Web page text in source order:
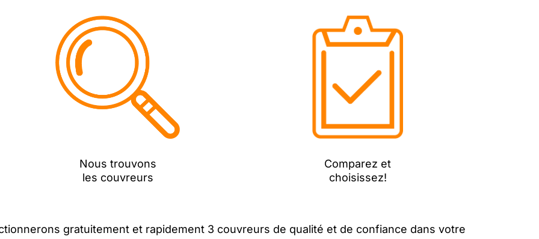
Nous trouvons
les couvreurs
Comparez et
choisissez!
gratuitement et rapidement 3 couvreurs de qualité et de confiance dans votre